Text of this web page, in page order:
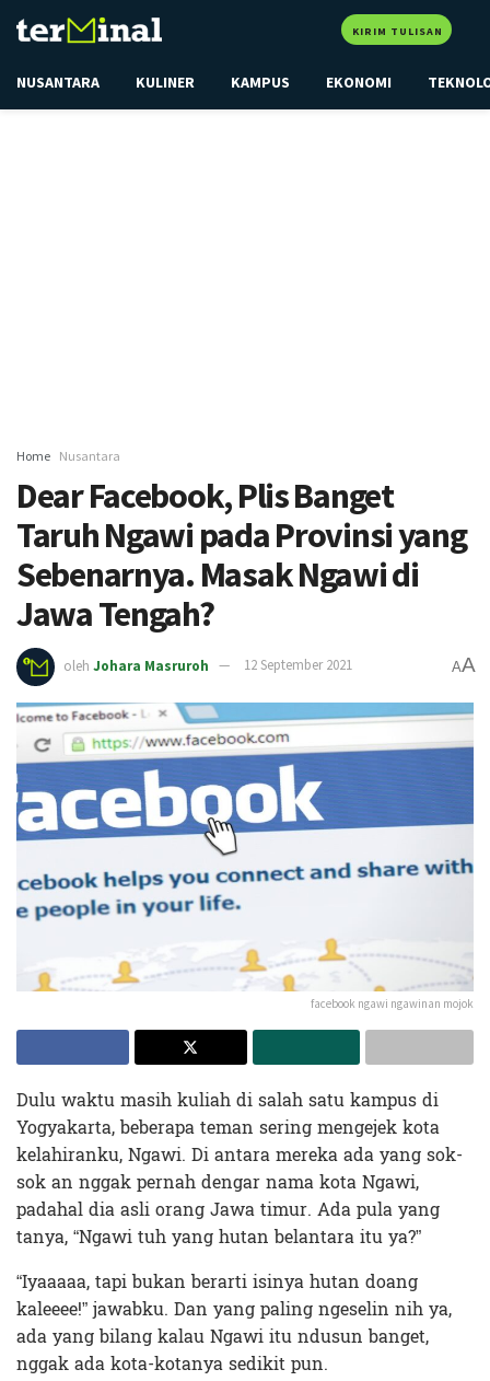
KIRIM TULISAN
NUSANTARA KULINER KAMPUS EKONOMI
Home Nusantara
Dear Facebook, Plis Banget
Taruh Ngawi pada Provinsi yang
Sebenarnya. Masak Ngawi di
Jawa Tengah?
oleh Johara Masruroh 12 September 2021 AA
facebook ngawi ngawinan mojok
Dulu waktu masih kuliah di salah satu kampus di
Yogyakarta, beberapa teman sering mengejek kota
kelahiranku, Ngawi. Di antara mereka ada yang sok-
sok an nggak pernah dengar nama kota Ngawi,
padahal dia asli orang Jawa timur. Ada pula yang
tanya, “Ngawi tuh yang hutan belantara itu ya?”
“Iyaaaaa, tapi bukan berarti isinya hutan doang
kaleeee!” jawabku. Dan yang paling ngeselin nih ya,
ada yang bilang kalau Ngawi itu ndusun banget,
nggak ada kota-kotanya sedikit pun.